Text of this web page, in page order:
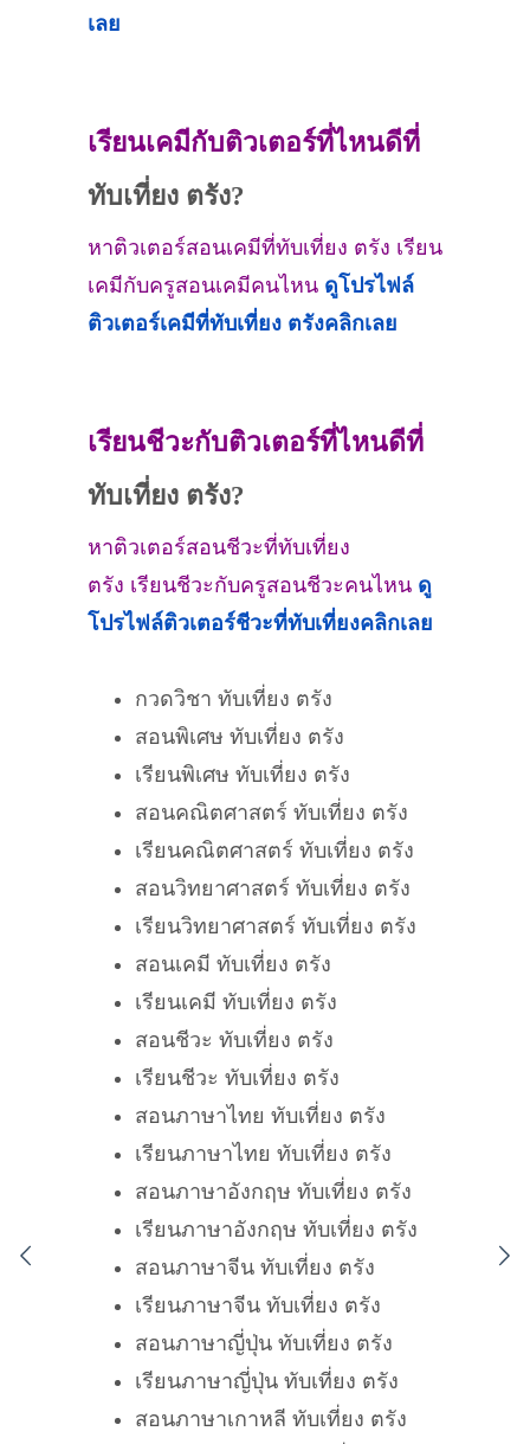
เลย
เรียนเคมีกับติวเตอร์ที่ไหนดีที่
ทับเที่ยง ตรัง?
หาติวเตอร์สอนเคมีที่ทับเที่ยง ตรัง เรียน
เคมีกับครูสอนเคมีคนไหน ดูโปรไฟล์
ติวเตอร์เคมีที่ทับเที่ยง ตรังคลิกเลย
เรียนชีวะกับติวเตอร์ที่ไหนดีที่
ทับเที่ยง ตรัง?
หาติวเตอร์สอนชีวะที่ทับเที่ยง
ตรัง เรียนชีวะกับครูสอนชีวะคนไหน ดู
โปรไฟล์ติวเตอร์ชีวะที่ทับเที่ยงคลิกเลย
กวดวิชา ทับเที่ยง ตรัง
สอนพิเศษ ทับเที่ยง ตรัง
เรียนพิเศษ ทับเที่ยง ตรัง
สอนคณิตศาสตร์ ทับเที่ยง ตรัง
เรียนคณิตศาสตร์ ทับเที่ยง ตรัง
สอนวิทยาศาสตร์ ทับเที่ยง ตรัง
เรียนวิทยาศาสตร์ ทับเที่ยง ตรัง
สอนเคมี ทับเที่ยง ตรัง
เรียนเคมี ทับเที่ยง ตรัง
สอนชีวะ ทับเที่ยง ตรัง
เรียนชีวะ ทับเที่ยง ตรัง
สอนภาษาไทย ทับเที่ยง ตรัง
เรียนภาษาไทย ทับเที่ยง ตรัง
สอนภาษาอังกฤษ ทับเที่ยง ตรัง
เรียนภาษาอังกฤษ ทับเที่ยง ตรัง
สอนภาษาจีน ทับเที่ยง ตรัง
เรียนภาษาจีน ทับเที่ยง ตรัง
สอนภาษาญี่ปุ่น ทับเที่ยง ตรัง
เรียนภาษาญี่ปุ่น ทับเที่ยง ตรัง
สอนภาษาเกาหลี ทับเที่ยง ตรัง